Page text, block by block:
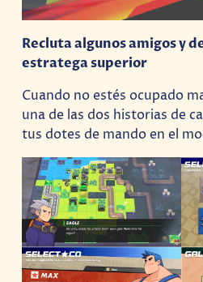
Recluta algunos amigos y
estratega superior
Cuando no estés ocupado
una de las dos historias de
tus dotes de mando en el